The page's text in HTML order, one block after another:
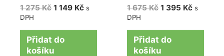
1 275Kč 1 149 Kč s
DPH
Přidat do
košíku
1 675Kč 1 395 Kč s
DPH
Přidat do
košíku